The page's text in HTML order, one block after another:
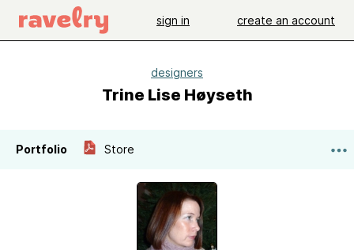
sign in create an account
designers
Trine Lise Høyseth
Portfolio Store